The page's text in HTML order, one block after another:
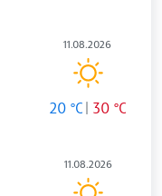
11.08.2026
20 °C 30 °C
11.08.2026